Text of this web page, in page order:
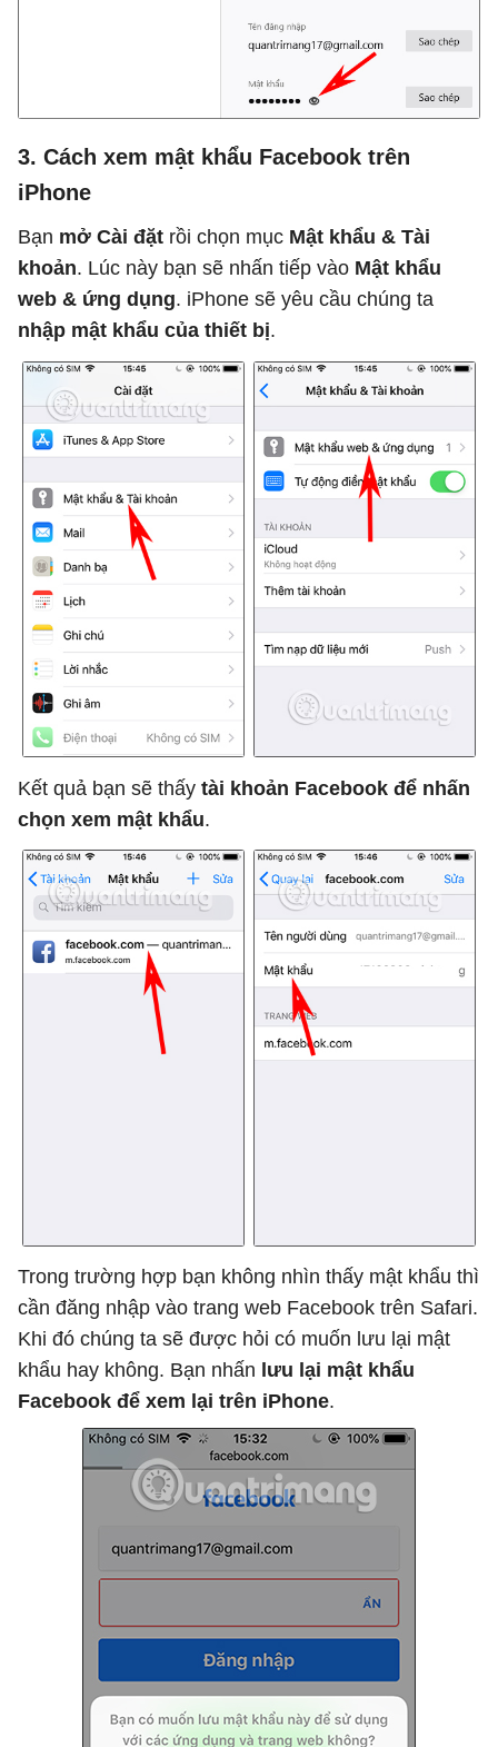
3. Cách xem mật khẩu Facebook trên
iPhone
Bạn mở Cài đặt rồi chọn mục Mật khẩu & Tài
khoản. Lúc này bạn sẽ nhấn tiếp vào Mật khẩu
web & ứng dụng. iPhone sẽ yêu cầu chúng ta
nhập mật khẩu của thiết bị.
Kết quả bạn sẽ thấy tài khoản Facebook để nhấn
chọn xem mật khẩu.
Trong trường hợp bạn không nhìn thấy mật khẩu thì
cần đăng nhập vào trang web Facebook trên Safari.
Khi đó chúng ta sẽ được hỏi có muốn lưu lại mật
khẩu hay không. Bạn nhấn lưu lại mật khẩu
Facebook để xem lại trên iPhone.